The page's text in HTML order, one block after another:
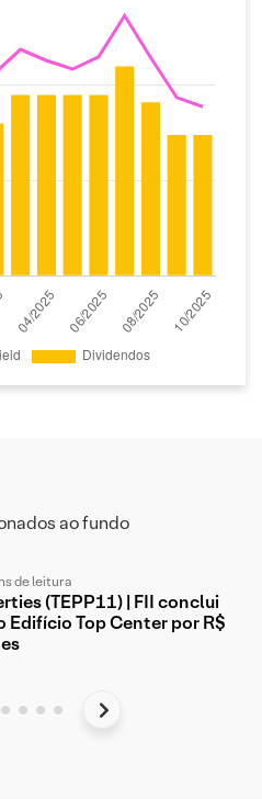
ao fundo
de leitura
(TEPP11) | FII conclui
Edifício Top Center por R$